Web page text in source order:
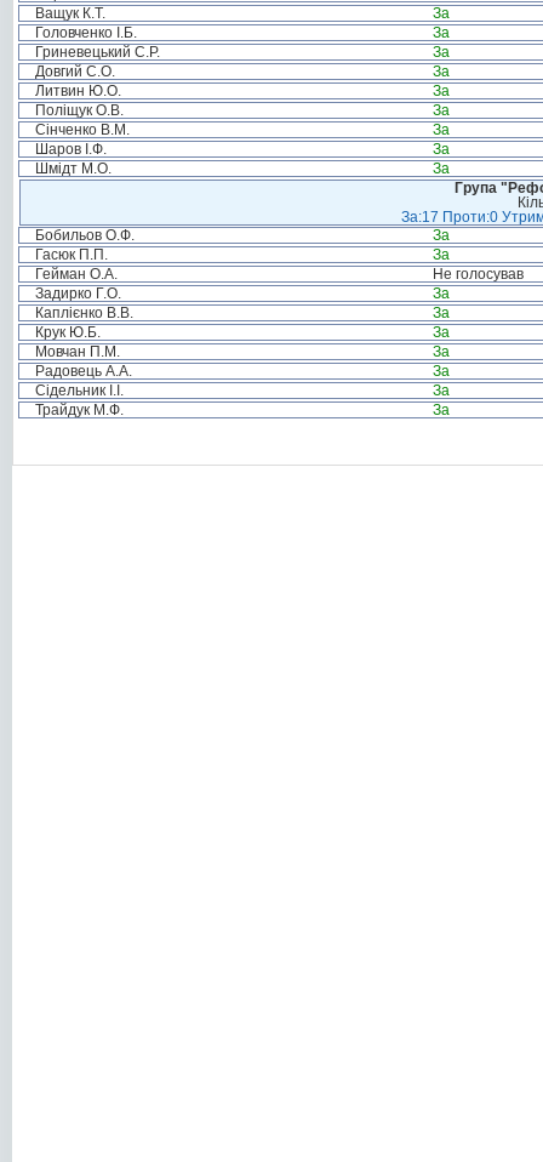
Ващук К.Т.
За
Головченко І.Б.
За
Гриневецький С.Р.
За
Довгий С.О.
За
Литвин Ю.О.
За
Поліщук О.В.
За
Сінченко В.М.
За
Шаров І.Ф.
За
Шмідт М.О.
За
Група
За:17 Проти:0
Бобильов О.Ф.
За
Гасюк П.П.
За
Гейман О.А.
Не голосував
Задирко Г.О.
За
Каплієнко В.В.
За
Крук Ю.Б.
За
Мовчан П.М.
За
Радовець А.А.
За
Сідельник І.І.
За
Трайдук М.Ф.
За